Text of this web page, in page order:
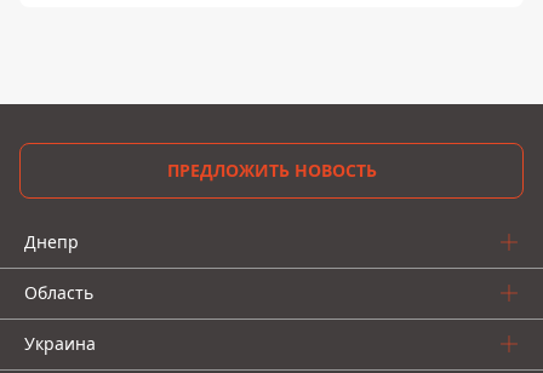
ПРЕДЛОЖИТЬ НОВОСТЬ
Днепр
Область
Украина